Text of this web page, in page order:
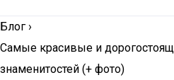
Блог ›
Самые красивые и
знаменитостей (+ фото)